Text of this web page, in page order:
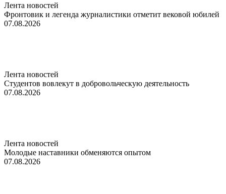
Лента новостей
Фронтовик и легенда журналистики отметит вековой юбилей
07.08.2026
Лента новостей
Студентов вовлекут в добровольческую деятельность
07.08.2026
Лента новостей
Молодые наставники обменяются опытом
07.08.2026